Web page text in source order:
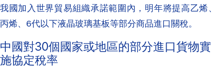
我國加入世界貿易組織承諾範圍內，明年將提高乙烯、
丙烯、6代以下液晶玻璃基板等部分商品進口關稅。
中國對30個國家或地區的部分進口貨物實
施協定稅率